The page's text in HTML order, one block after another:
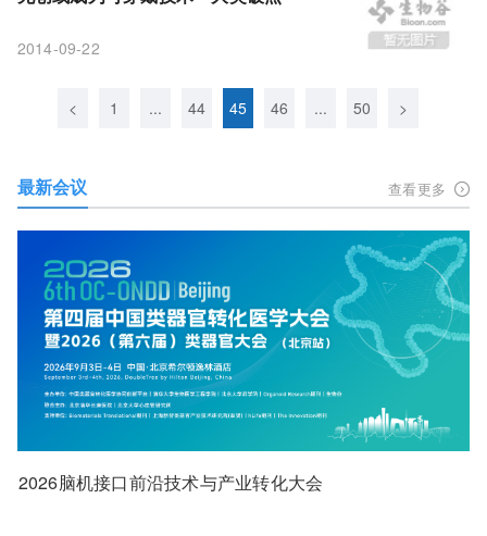
2014-09-22
< 1 ... 44 45 46 ... 50 >
最新会议 查看更多
2026脑机接口前沿技术与产业转化大会